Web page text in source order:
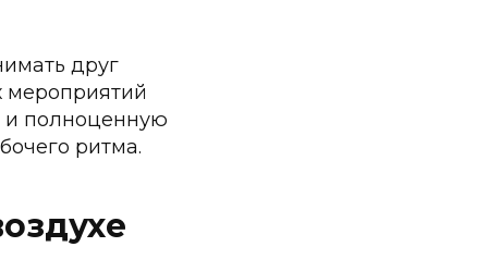
друг
и полноценную
ритма.